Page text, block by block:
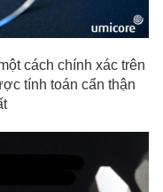
cách chính xác trên
tính toán cẩn thận